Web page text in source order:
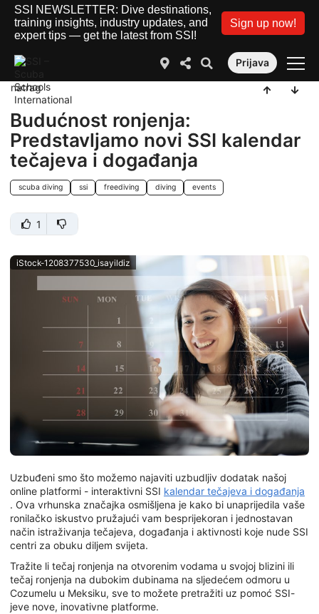
SSI NEWSLETTER: Dive destinations,
training insights, industry updates, and
expert tips — get the latest from SSI!
Sign up now!
Prijava
natrag
Budućnost ronjenja:
Predstavljamo novi SSI kalendar
tečajeva i događanja
scuba diving ssi freediving diving events
1
iStock-1208377530_isayildiz
Uzbuđeni smo što možemo najaviti uzbudljiv dodatak našoj
online platformi - interaktivni SSI kalendar tečajeva i događanja
. Ova vrhunska značajka osmišljena je kako bi unaprijedila vaše
ronilačko iskustvo pružajući vam besprijekoran i jednostavan
način istraživanja tečajeva, događanja i aktivnosti koje nude SSI
centri za obuku diljem svijeta.
Tražite li tečaj ronjenja na otvorenim vodama u svojoj blizini ili
tečaj ronjenja na dubokim dubinama na sljedećem odmoru u
Cozumelu u Meksiku, sve to možete pretražiti uz pomoć SSI-
jeve nove, inovativne platforme.